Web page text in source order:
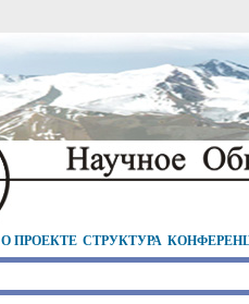
О ПРОЕКТЕ СТРУКТУРА